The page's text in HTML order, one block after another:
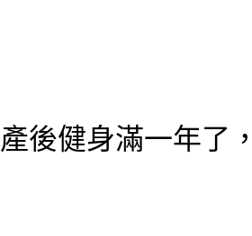
產後健身滿一年了